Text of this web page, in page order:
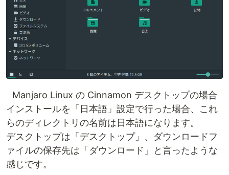
Manjaro Linux の Cinnamon デスクトップの場合
インストールを「日本語」設定で行った場合、これ
らのディレクトリの名前は日本語になります。
デスクトップは「デスクトップ」、ダウンロードフ
ァイルの保存先は「ダウンロード」と言ったような
感じです。